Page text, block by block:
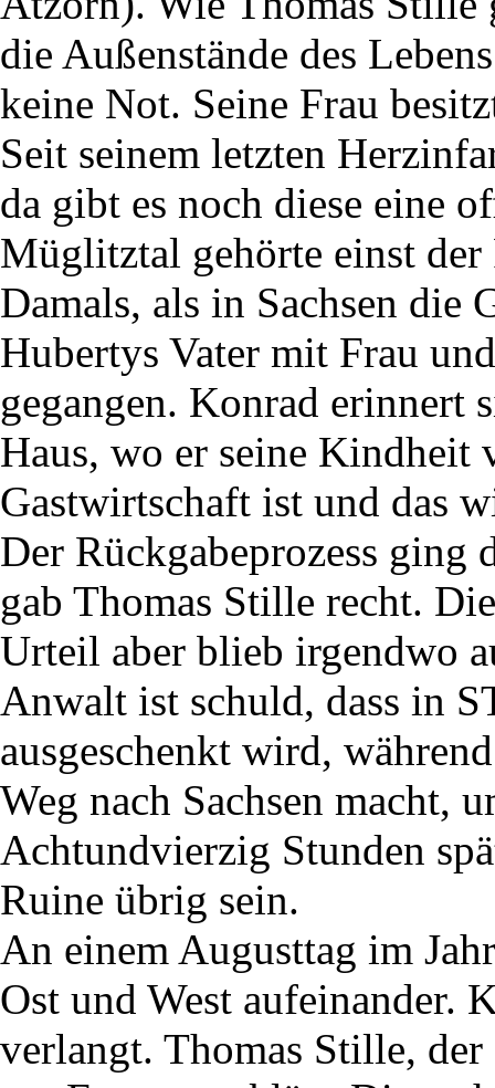
die Außenstände des
keine Not. Seine Frau
Seit seinem letzten
da gibt es noch diese eine
Müglitztal gehörte einst
Damals, als in Sachsen die
Hubertys Vater mit Frau
gegangen. Konrad erinnert
Haus, wo er seine Kindheit
Gastwirtschaft ist und das
Der Rückgabeprozess ging
gab Thomas Stille recht.
Urteil aber blieb irgendwo
Anwalt ist schuld, dass in
ausgeschenkt wird,
Weg nach Sachsen macht,
Achtundvierzig Stunden
Ruine übrig sein.
An einem Augusttag im
Ost und West aufeinander.
verlangt. Thomas Stille,